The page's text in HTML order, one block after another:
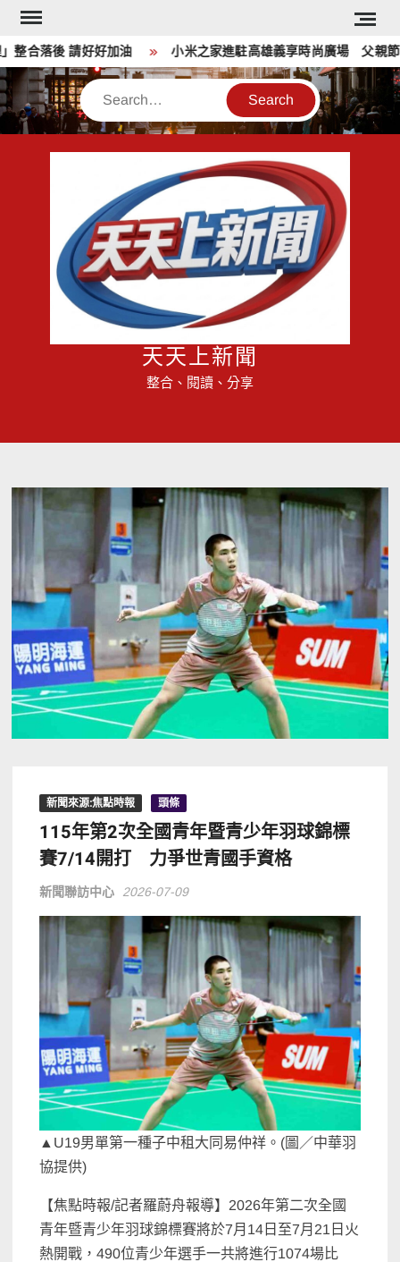
Skip
content
落後 請好好加油 小米之家進駐高雄義享時尚廣場 父親節開
Search
天天上新聞
整合、閱讀、分享
新聞來源:焦點時報 頭條
115年第2次全國青年暨青少年羽球錦標
賽7/14開打 力爭世青國手資格
新聞聯訪中心 2026-07-09
▲U19男單第一種子中租大同易仲祥。(圖／中華羽
協提供)
【焦點時報/記者羅蔚舟報導】2026年第二次全國
青年暨青少年羽球錦標賽將於7月14日至7月21日火
熱開戰，490位青少年選手一共將進行1074場比